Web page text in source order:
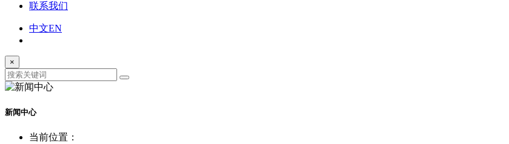
联系我们
中文EN
×
新闻中心
当前位置：